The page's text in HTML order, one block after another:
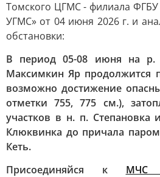
Томского ЦГМС - филиала
УГМС» от 04 июня 2026 г. и
обстановки:
В период 05-08 июня на р.
Максимкин Яр продолжится
возможно достижение
отметки 755, 775 см.),
участков в н. п. Степановка
Клюквинка до причала
Кеть.
Присоединяйся к МЧС